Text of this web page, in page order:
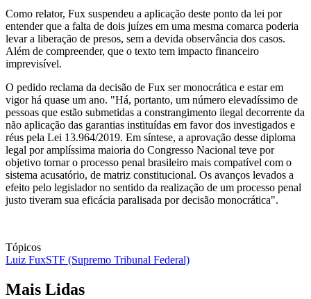
Como relator, Fux suspendeu a aplicação deste ponto da lei por
entender que a falta de dois juízes em uma mesma comarca poderia
levar a liberação de presos, sem a devida observância dos casos.
Além de compreender, que o texto tem impacto financeiro
imprevisível.
O pedido reclama da decisão de Fux ser monocrática e estar em
vigor há quase um ano. "Há, portanto, um número elevadíssimo de
pessoas que estão submetidas a constrangimento ilegal decorrente da
não aplicação das garantias instituídas em favor dos investigados e
réus pela Lei 13.964/2019. Em síntese, a aprovação desse diploma
legal por amplíssima maioria do Congresso Nacional teve por
objetivo tornar o processo penal brasileiro mais compatível com o
sistema acusatório, de matriz constitucional. Os avanços levados a
efeito pelo legislador no sentido da realização de um processo penal
justo tiveram sua eficácia paralisada por decisão monocrática".
Tópicos
Luiz FuxSTF (Supremo Tribunal Federal)
Mais Lidas